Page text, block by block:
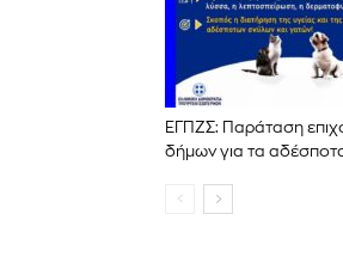
ΕΓΠΖΣ: Παράταση
δήμων για τα